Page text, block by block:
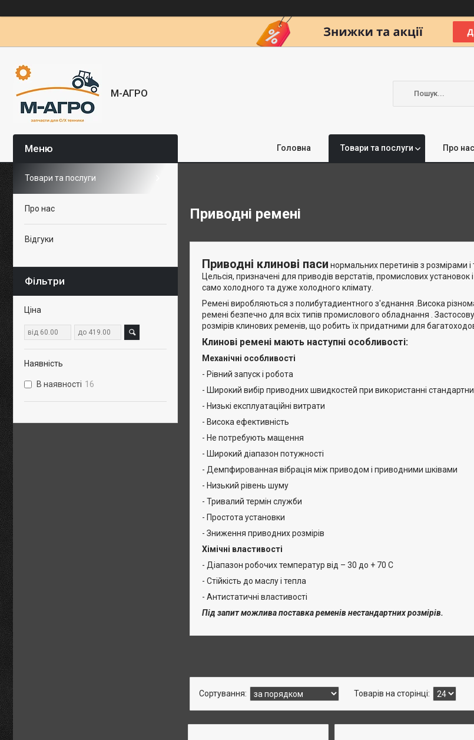
М-АГРО
Головна Товари та послуги Про нас
Приводні ремені
Приводні клинові паси нормальних перетинів з розмірами
Цельсія, призначені для приводів верстатів, промислових
само холодного та дуже холодного клімату.
Ремені виробляються з полибутадиентного з'єднання .Висока
ремені безпечно для всіх типів промислового обладнання .
розмірів клинових ременів, що робить їх придатними для
Клинові ремені мають наступні особливості:
Механічні особливості
- Рівний запуск і робота
- Широкий вибір приводних швидкостей при використанні
- Низькі експлуатаційні витрати
- Висока ефективність
- Не потребують мащення
- Широкий діапазон потужності
- Демпфированная вібрація між приводом і приводними шківами
- Низький рівень шуму
- Тривалий термін служби
- Простота установки
- Зниження приводних розмірів
Хімічні властивості
- Діапазон робочих температур від – 30 до + 70 С
- Стійкість до маслу і тепла
- Антистатичні властивості
Під запит можлива поставка ременів нестандартних розмірів.
Товари та послуги
Про нас
Відгуки
Фільтри
Ціна
Наявність
В наявності 16